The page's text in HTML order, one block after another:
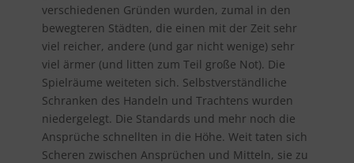
verschiedenen Gründen wurden, zumal in den
bewegteren Städten, die einen mit der Zeit sehr
viel reicher, andere (und gar nicht wenige) sehr
viel ärmer (und litten zum Teil große Not). Die
Spielräume weiteten sich. Selbstverständliche
Schranken des Handeln und Trachtens wurden
niedergelegt. Die Standards und mehr noch die
Ansprüche schnellten in die Höhe. Weit taten sich
Scheren zwischen Ansprüchen und Mitteln, sie zu